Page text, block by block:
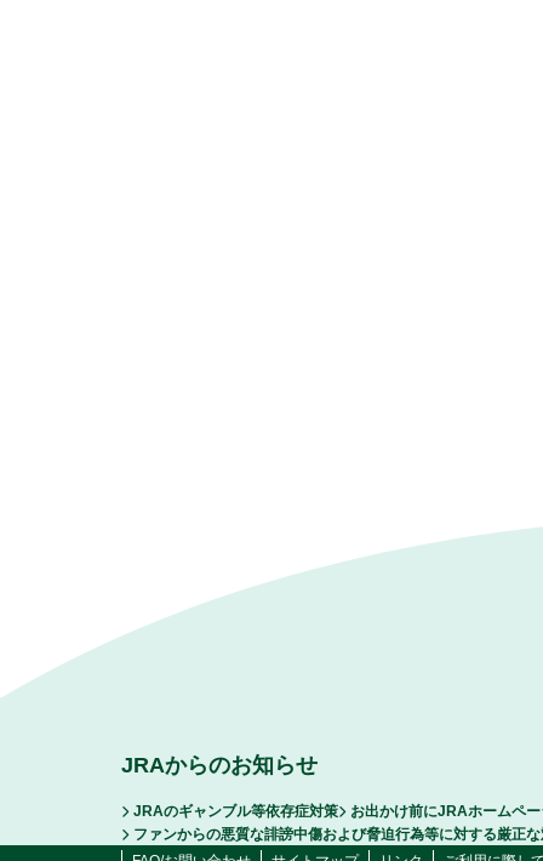
JRAからのお知らせ
JRAのギャンブル等依存症対策
お出かけ前にJRAホームペ
ファンからの悪質な誹謗中傷および脅迫行為等に対する厳正